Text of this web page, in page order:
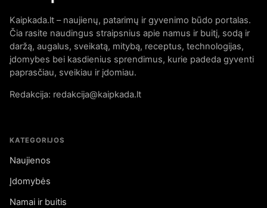
Kaipkada.lt – naujienų, patarimų ir gyvenimo būdo portalas.
Čia rasite naudingus straipsnius apie namus ir buitį, sodą ir
daržą, augalus, sveikatą, mitybą, receptus, technologijas,
įdomybes bei kasdienius sprendimus, kurie padeda gyventi
paprasčiau, sveikiau ir įdomiau.
Redakcija: redakcija@kaipkada.lt
KATEGORIJOS
Naujienos
Įdomybės
Namai ir buitis